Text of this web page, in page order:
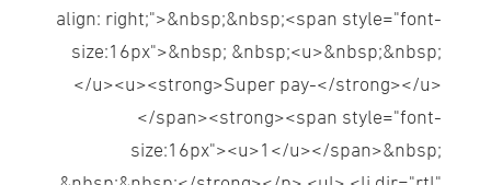
align: right;">&nbsp;&nbsp;<span style="font-
size:16px">&nbsp; &nbsp;<u>&nbsp;&nbsp;
</u><u><strong>Super pay-</strong></u>
</span><strong><span style="font-
size:16px"><u>1</u></span>&nbsp;